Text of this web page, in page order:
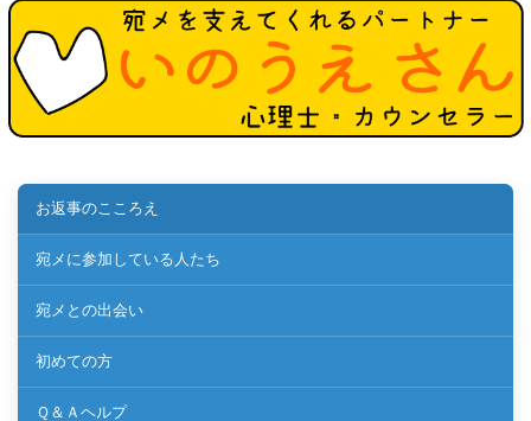
お返事のこころえ
宛メに参加している人たち
宛メとの出会い
初めての方
Ｑ＆Ａヘルプ